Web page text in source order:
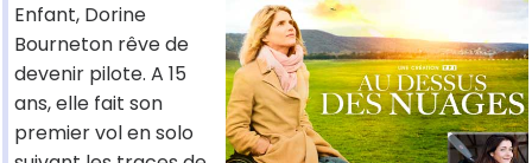
Enfant, Dorine
Bourneton rêve de
devenir pilote. A 15
ans, elle fait son
premier vol en solo